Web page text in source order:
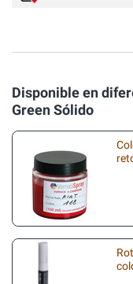
Disponible en
Green Sólido